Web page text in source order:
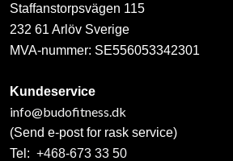
Staffanstorpsvägen 115
232 61 Arlöv Sverige
MVA-nummer: SE556053342301
Kundeservice
info@budofitness.dk
(Send e-post for rask service)
Tel: +468-673 33 50